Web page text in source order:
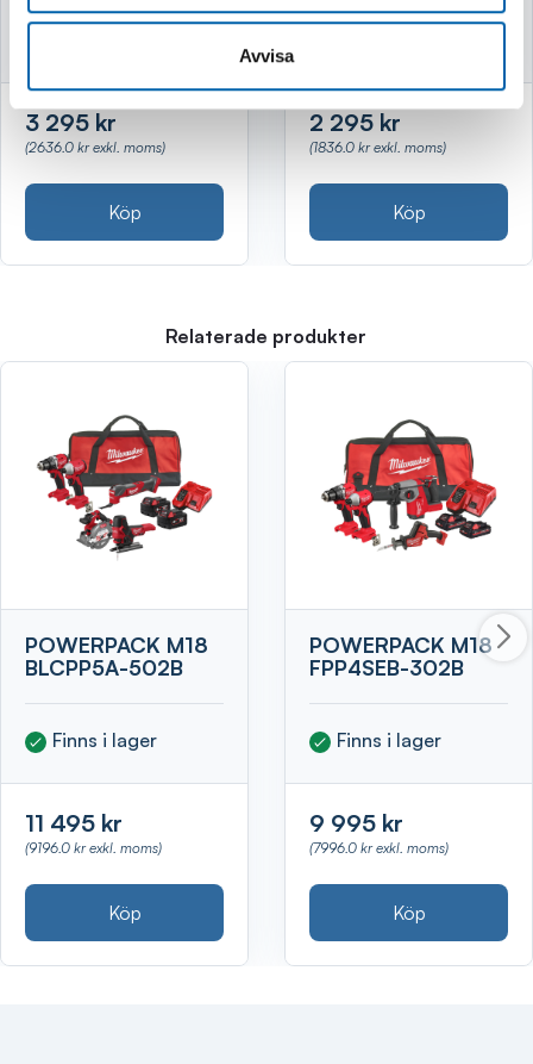
Avvisa
3 295 kr
(2636.0 kr exkl. moms)
Köp
2 295 kr
(1836.0 kr exkl. moms)
Köp
Relaterade produkter
POWERPACK M18
BLCPP5A-502B
Finns i lager
11 495 kr
(9196.0 kr exkl. moms)
Köp
POWERPACK M18
FPP4SEB-302B
Finns i lager
9 995 kr
(7996.0 kr exkl. moms)
Köp